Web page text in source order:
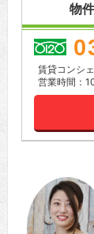
物
賃貸コンシ
営業時間：